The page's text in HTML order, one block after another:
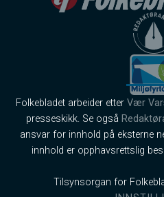
Folkebladet arbeider etter Vær
presseskikk. Se også
ansvar for innhold på eksterne
innhold er opphavsrettslig
Tilsynsorgan for